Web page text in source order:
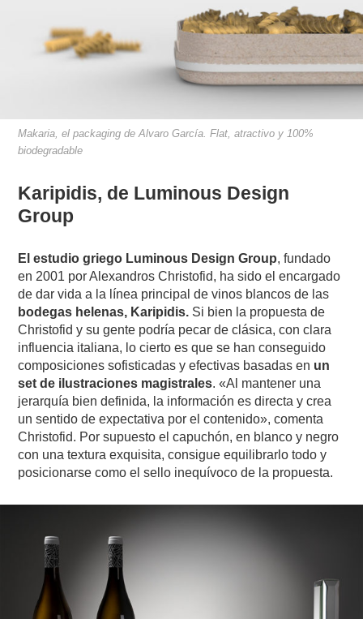
Makaria, el packaging de Alvaro García. Flat, atractivo y 100%
biodegradable
Karipidis, de Luminous Design
Group
El estudio griego Luminous Design Group, fundado
en 2001 por Alexandros Christofid, ha sido el encargado
de dar vida a la línea principal de vinos blancos de las
bodegas helenas, Karipidis. Si bien la propuesta de
Christofid y su gente podría pecar de clásica, con clara
influencia italiana, lo cierto es que se han conseguido
composiciones sofisticadas y efectivas basadas en un
set de ilustraciones magistrales. «Al mantener una
jerarquía bien definida, la información es directa y crea
un sentido de expectativa por el contenido», comenta
Christofid. Por supuesto el capuchón, en blanco y negro
con una textura exquisita, consigue equilibrarlo todo y
posicionarse como el sello inequívoco de la propuesta.